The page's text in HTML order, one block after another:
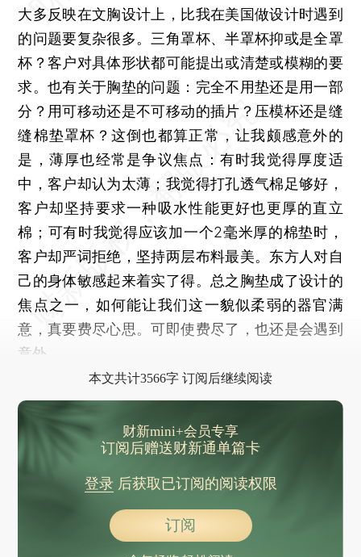
大多反映在文胸设计上，比我在美国做设计时遇到
的问题要复杂很多。三角罩杯、半罩杯抑或是全罩
杯？客户对具体形状都可能提出或清楚或模糊的要
求。也有关于胸垫的问题：完全不用垫还是用一部
分？用可移动还是不可移动的插片？压模杯还是缝
缝棉垫罩杯？这倒也都算正常，让我颇感意外的
是，薄厚也经常是争议焦点：有时我觉得厚度适
中，客户却认为太薄；我觉得打孔透气棉足够好，
客户却坚持要求一种吸水性能更好也更厚的直立
棉；可有时我觉得应该加一个2毫米厚的棉垫时，
客户却严词拒绝，坚持两层布料最美。东方人对自
己的身体敏感起来着实了得。总之胸垫成了设计的
焦点之一，如何能让我们这一貌似柔弱的器官满
意，真要费尽心思。可即使费尽了，也还是会遇到
意外。
本文共计3566字 订阅后继续阅读
财新mini+会员专享
订阅后赠送财新通单篇卡
登录后获取已订阅的阅读权限
订阅